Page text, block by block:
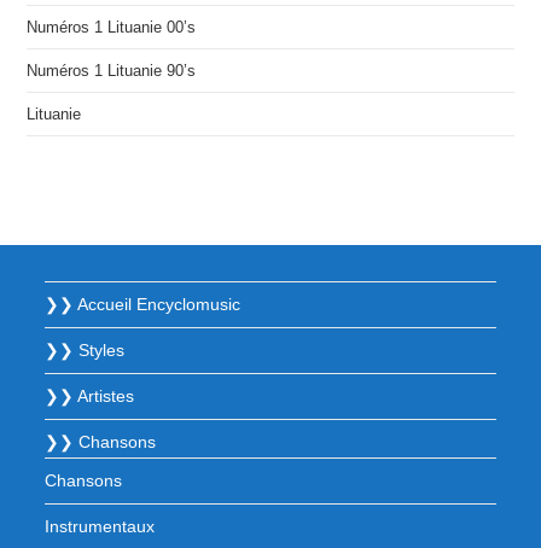
Numéros 1 Lituanie 00’s
Numéros 1 Lituanie 90’s
Lituanie
❯❯ Accueil Encyclomusic
❯❯ Styles
❯❯ Artistes
❯❯ Chansons
Chansons
Instrumentaux